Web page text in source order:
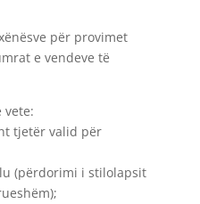
për provimet
e vendeve të
vete:
tjetër valid për
(përdorimi i stilolapsit